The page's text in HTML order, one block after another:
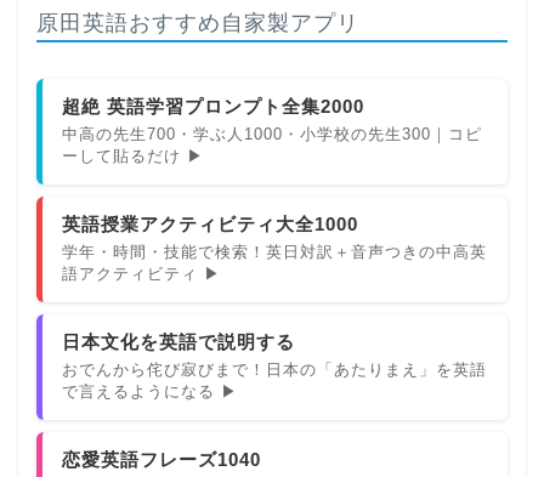
原田英語おすすめ自家製アプリ
超絶 英語学習プロンプト全集2000
中高の先生700・学ぶ人1000・小学校の先生300｜コピ
ーして貼るだけ ▶
英語授業アクティビティ大全1000
学年・時間・技能で検索！英日対訳＋音声つきの中高英
語アクティビティ ▶
日本文化を英語で説明する
おでんから侘び寂びまで！日本の「あたりまえ」を英語
で言えるようになる ▶
恋愛英語フレーズ1040